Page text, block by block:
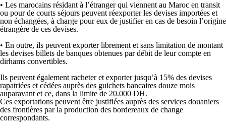
• Les marocains résidant à l’étranger qui viennent au Maroc en transit
ou pour de courts séjours peuvent réexporter les devises importées et
non échangées, à charge pour eux de justifier en cas de besoin l’origine
étrangère de ces devises.
• En outre, ils peuvent exporter librement et sans limitation de montant
les devises billets de banques obtenues par débit de leur compte en
dirhams convertibles.
Ils peuvent également racheter et exporter jusqu’à 15% des devises
rapatriées et cédées auprès des guichets bancaires douze mois
auparavant et ce, dans la limite de 20.000 DH.
Ces exportations peuvent être justifiées auprès des services douaniers
des frontières par la production des bordereaux de change
correspondants.